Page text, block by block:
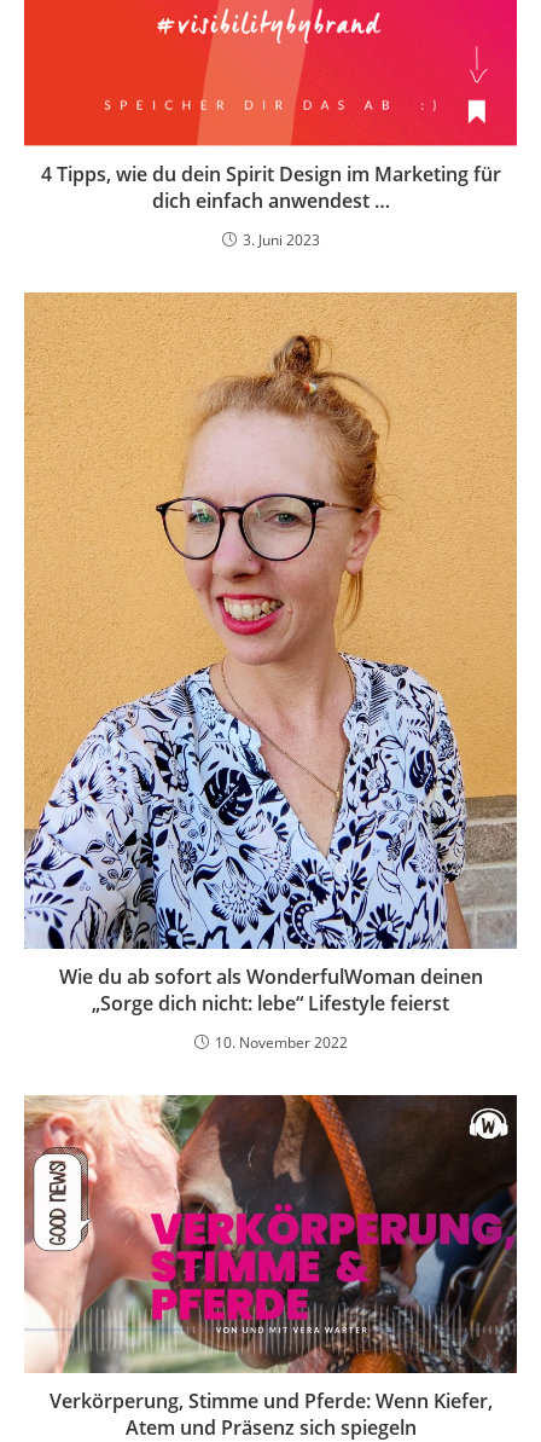
4 Tipps, wie du dein Spirit Design im Marketing für
dich einfach anwendest …
3. Juni 2023
Wie du ab sofort als WonderfulWoman deinen
„Sorge dich nicht: lebe“ Lifestyle feierst
10. November 2022
Verkörperung, Stimme und Pferde: Wenn Kiefer,
Atem und Präsenz sich spiegeln